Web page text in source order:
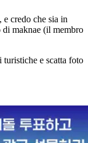
credo che sia in
di maknae (il membro
e scatta foto